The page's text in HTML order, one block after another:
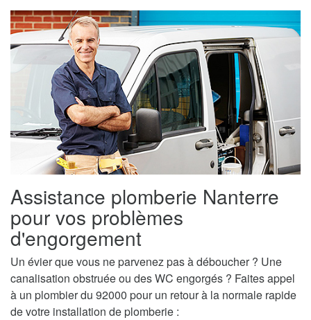
Assistance plomberie Nanterre
pour vos problèmes
d'engorgement
Un évier que vous ne parvenez pas à déboucher ? Une
canalisation obstruée ou des WC engorgés ? Faites appel
à un plombier du 92000 pour un retour à la normale rapide
de votre installation de plomberie :